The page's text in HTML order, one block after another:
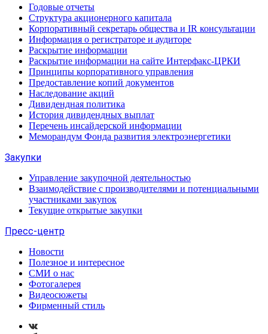
Годовые отчеты
Структура акционерного капитала
Корпоративный секретарь общества и IR консультации
Информация о регистраторе и аудиторе
Раскрытие информации
Раскрытие информации на сайте Интерфакс-ЦРКИ
Принципы корпоративного управления
Предоставление копий документов
Наследование акций
Дивидендная политика
История дивидендных выплат
Перечень инсайдерской информации
Меморандум Фонда развития электроэнергетики
Закупки
Управление закупочной деятельностью
Взаимодействие с производителями и потенциальными
участниками закупок
Текущие открытые закупки
Пресс-центр
Новости
Полезное и интересное
СМИ о нас
Фотогалерея
Видеосюжеты
Фирменный стиль